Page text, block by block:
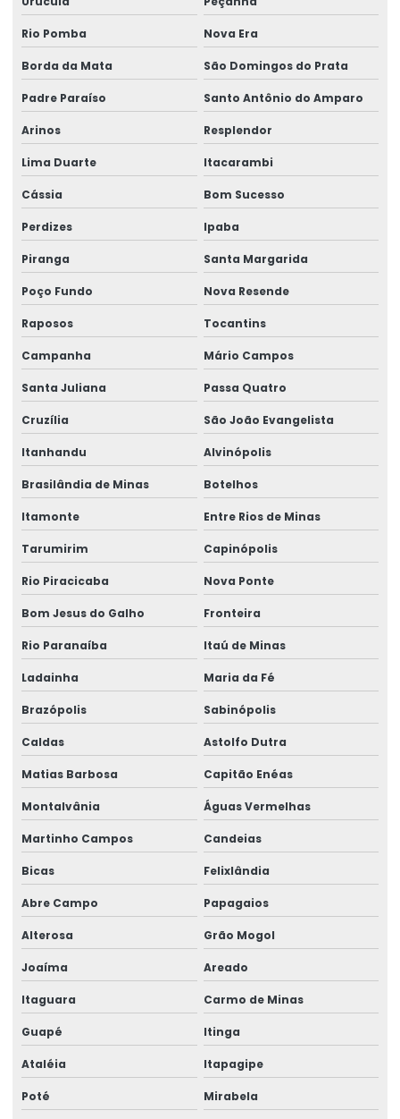
Talha Fixa Aço Carbono Preço
Talha Fixa Cinta Industrial
Talha Fixa De Cabo De Aço
Talha Fixa Duplaviga Para Indústrias
Talha Fixa Para Cargas Extrema
Talha Fixa Para Indústria Pesada
Talha Fixa Para Projetos De Engenharia Pesada
Talha Motorizada Para Pontes Rolantes Duplaviga
Talha Nova Com Inversor De Frequência
Talha Para Ambientes Com Restrição De Altura
Talhas elétricas de cabo de aço swf
Talhas elétricas de corrente swf
Topografia caminho de rolamento
Treinamento De Operação Com Talhas Elétricas
Treinamento De Pontes Rolantes
Treinamento Em Segurança De Elevadores
Treinamento para operadores de ponte rolante
Treinamento de ponte rolante
Trilhos para pontes rolantes
Trilhos de rolamento para pontes rolantes
Trole Motorizado Para Talha
Venda de peças para pontes rolantes
Venda de talha cabo de aço
Venda de talha elétrica
Venda de talha elétrica de grau alimentício
Venda de talha elétrica para usina hidrelétrica
Rio Pomba Nova Era
Borda da Mata São Domingos do Prata
Padre Paraíso Santo Antônio do Amparo
Arinos Resplendor
Lima Duarte Itacarambi
Cássia Bom Sucesso
Perdizes Ipaba
Piranga Santa Margarida
Poço Fundo Nova Resende
Raposos Tocantins
Campanha Mário Campos
Santa Juliana Passa Quatro
Cruzília São João Evangelista
Itanhandu Alvinópolis
Brasilândia de Minas Botelhos
Itamonte Entre Rios de Minas
Tarumirim Capinópolis
Rio Piracicaba Nova Ponte
Bom Jesus do Galho Fronteira
Rio Paranaíba Itaú de Minas
Ladainha Maria da Fé
Brazópolis Sabinópolis
Caldas Astolfo Dutra
Matias Barbosa Capitão Enéas
Montalvânia Águas Vermelhas
Martinho Campos Candeias
Bicas Felixlândia
Abre Campo Papagaios
Alterosa Grão Mogol
Joaíma Areado
Itaguara Carmo de Minas
Guapé Itinga
Ataléia Itapagipe
Poté Mirabela